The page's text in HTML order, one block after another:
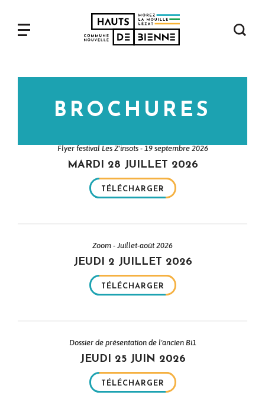
contenu
Navigation
BROCHURES
Flyer festival Les Z'insots - 19 septembre 2026
MARDI 28 JUILLET 2026
TÉLÉCHARGER
Zoom - Juillet-août 2026
JEUDI 2 JUILLET 2026
TÉLÉCHARGER
Dossier de présentation de l'ancien Bi1
JEUDI 25 JUIN 2026
TÉLÉCHARGER